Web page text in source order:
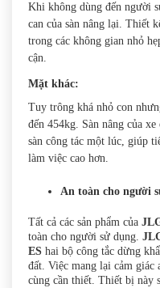
Khi không dùng đến người
can của sàn nâng lại. Thiết
trong các không gian nhỏ
cận.
Mặt khác:
Tuy trông khá nhỏ con
đến 454kg. Sàn nâng của
sàn công tác một lúc, giúp
làm việc cao hơn.
An toàn cho người
Tất cả các sản phẩm của
toàn cho người sử dụng.
ES hai bộ công tắc dừng
đất. Việc mang lại cảm giác
cùng cần thiết. Thiết bị này